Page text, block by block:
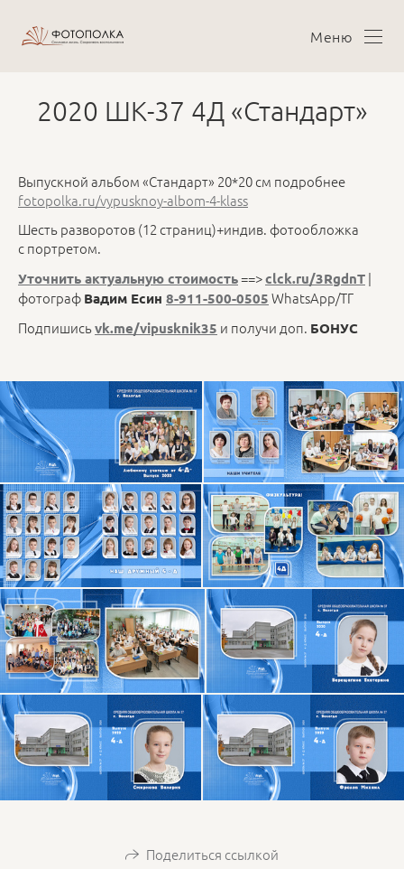
Меню
2020 ШК-37 4Д «Стандарт»
Выпускной альбом «Стандарт» 20*20 см подробнее
fotopolka.ru/vypusknoy-albom-4-klass
Шесть разворотов (12 страниц)+индив. фотообложка
с портретом.
Уточнить актуальную стоимость==>clck.ru/3RgdnT |
фотограф Вадим Есин 8-911-500-0505 WhatsApp/ТГ
Подпишисьvk.me/vipusknik35 и получи доп. БОНУС
Поделиться ссылкой